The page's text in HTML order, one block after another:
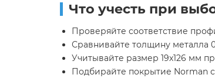
Что учесть при
Проверяйте соответствие
Сравнивайте толщину металла
Учитывайте размер 19х126 мм
Подбирайте покрытие Norman с